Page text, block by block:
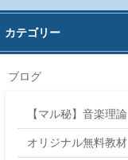
カテゴリー
ブログ
【マル秘】音楽理論
オリジナル無料教材